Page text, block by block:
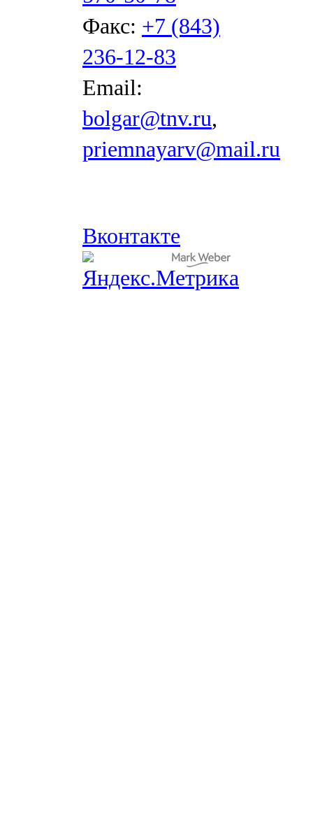
Факс: +7 (843)
236-12-83
Email:
bolgar@tnv.ru,
priemnayarv@mail.ru
Вконтакте